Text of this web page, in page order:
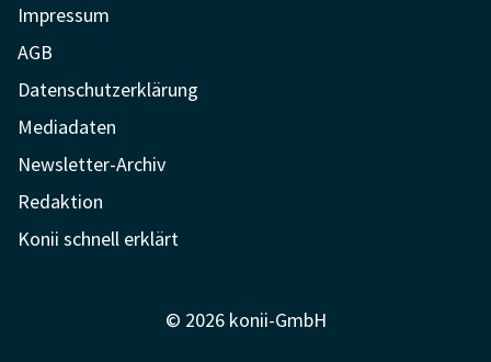
Impressum
AGB
Datenschutzerklärung
Mediadaten
Newsletter-Archiv
Redaktion
Konii schnell erklärt
© 2026 konii-GmbH